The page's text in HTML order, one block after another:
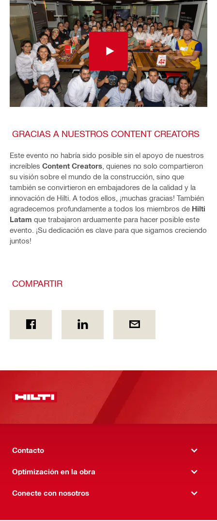
GRACIAS A NUESTROS CONTENT CREATORS
Este evento no habría sido posible sin el apoyo de nuestros
increíbles Content Creators , quienes no solo compartieron
su visión sobre el mundo de la construcción, sino que
también se convirtieron en embajadores de la calidad y la
innovación de Hilti. A todos ellos, ¡muchas gracias! También
agradecemos profundamente a todos los miembros de Hilti
Latam que trabajaron arduamente para hacer posible este
evento. ¡Su dedicación es clave para que sigamos creciendo
juntos!
COMPARTIR
Contacto
Optimización en la obra
Conecte con nosotros